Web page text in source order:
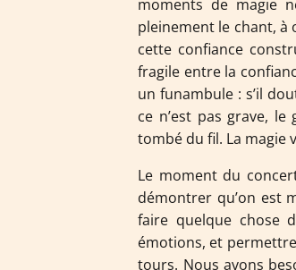
moments de magie
pleinement le chant, à
cette confiance
fragile entre la
un funambule : s’il
ce n’est pas grave,
tombé du fil. La magie
Le moment du
démontrer qu’on est
faire quelque chose
émotions, et
tours. Nous avons